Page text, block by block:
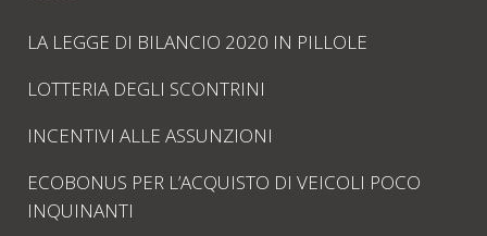
LA LEGGE DI BILANCIO 2020 IN PILLOLE
LOTTERIA DEGLI SCONTRINI
INCENTIVI ALLE ASSUNZIONI
ECOBONUS PER L’ACQUISTO DI VEICOLI POCO
INQUINANTI